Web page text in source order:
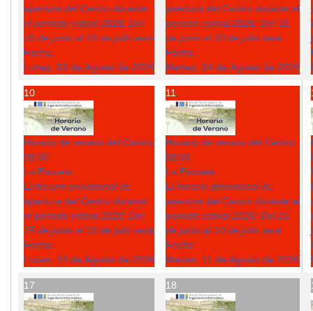
apertura del Centro durante
el periodo estival 2026: Del
15 de junio al 10 de julio será
Fecha :
Lunes, 03 de Agosto de 2026
apertura del Centro durante el
periodo estival 2026: Del 15
de junio al 10 de julio será
Fecha :
Martes, 04 de Agosto de 2026
10
Horario de verano del Centro
08:00
La Escuela
El horario provisional de
apertura del Centro durante
el periodo estival 2026: Del
15 de junio al 10 de julio será
Fecha :
Lunes, 10 de Agosto de 2026
11
Horario de verano del Centro
08:00
La Escuela
El horario provisional de
apertura del Centro durante el
periodo estival 2026: Del 15
de junio al 10 de julio será
Fecha :
Martes, 11 de Agosto de 2026
17 18